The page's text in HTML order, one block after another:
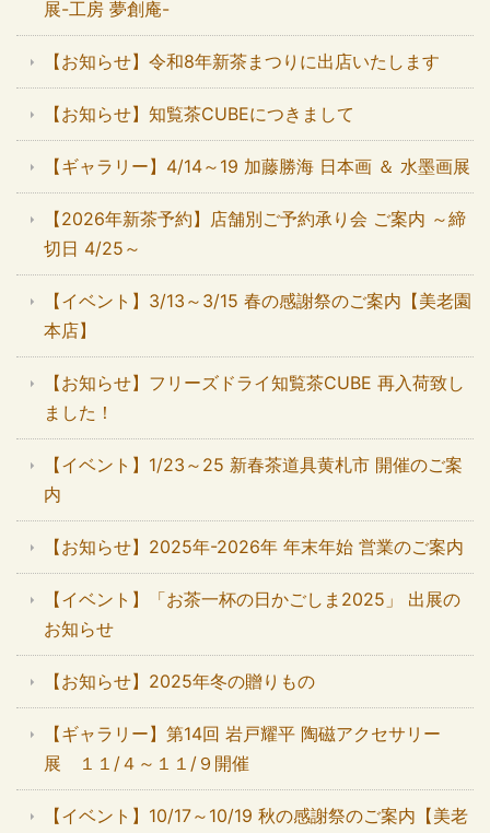
展-工房 夢創庵-
【お知らせ】令和8年新茶まつりに出店いたします
【お知らせ】知覧茶CUBEにつきまして
【ギャラリー】4/14～19 加藤勝海 日本画 ＆ 水墨画展
【2026年新茶予約】店舗別ご予約承り会 ご案内 ～締
切日 4/25～
【イベント】3/13～3/15 春の感謝祭のご案内【美老園
本店】
【お知らせ】フリーズドライ知覧茶CUBE 再入荷致し
ました！
【イベント】1/23～25 新春茶道具黄札市 開催のご案
内
【お知らせ】2025年-2026年 年末年始 営業のご案内
【イベント】「お茶一杯の日かごしま2025」 出展の
お知らせ
【お知らせ】2025年冬の贈りもの
【ギャラリー】第14回 岩戸耀平 陶磁アクセサリー
展 １１/４～１１/９開催
【イベント】10/17～10/19 秋の感謝祭のご案内【美老